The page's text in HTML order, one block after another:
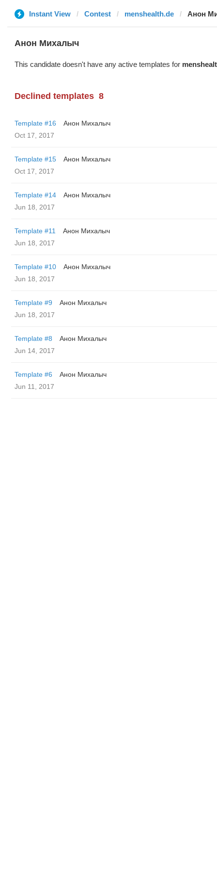
Instant View Contest menshealth.de Анон
Анон Михалыч
This candidate doesn't have any active templates for
Declined templates 8
Template #16
Анон Михалыч
Oct 17, 2017
Template #15
Анон Михалыч
Oct 17, 2017
Template #14
Анон Михалыч
Jun 18, 2017
Template #11
Анон Михалыч
Jun 18, 2017
Template #10
Анон Михалыч
Jun 18, 2017
Template #9
Анон Михалыч
Jun 18, 2017
Template #8
Анон Михалыч
Jun 14, 2017
Template #6
Анон Михалыч
Jun 11, 2017